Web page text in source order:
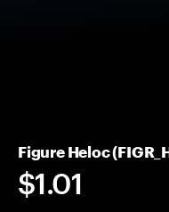
Figure Heloc
$1.01